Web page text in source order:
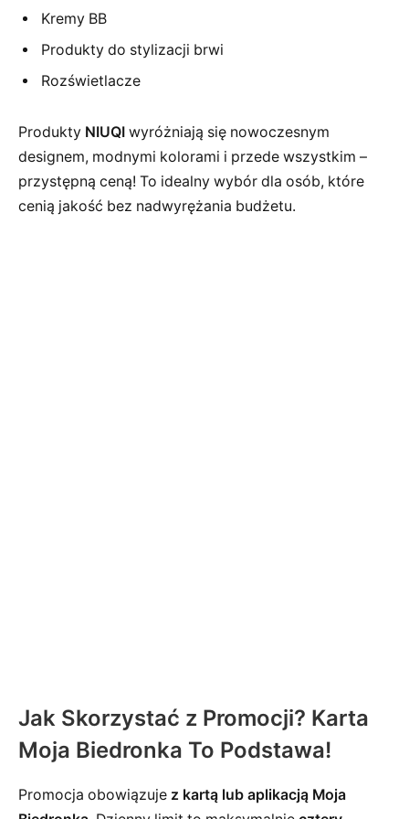
Kremy BB
Produkty do stylizacji brwi
Rozświetlacze
Produkty NIUQI wyróżniają się nowoczesnym
designem, modnymi kolorami i przede wszystkim –
przystępną ceną! To idealny wybór dla osób, które
cenią jakość bez nadwyrężania budżetu.
Jak Skorzystać z Promocji? Karta
Moja Biedronka To Podstawa!
Promocja obowiązuje z kartą lub aplikacją Moja